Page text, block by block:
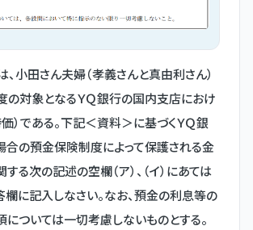
小田さん夫婦（孝義さんと真由利さん）
の対象となるＹＱ銀行の国内支店におけ
）である。下記＜資料＞に基づくＹＱ銀
合の預金保険制度によって保護される金
る次の記述の空欄（ア）、（イ）にあては
に記入しなさい。なお、預金の利息等の
ついては一切考慮しないものとする。